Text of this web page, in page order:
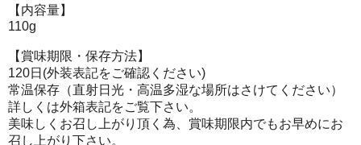
【内容量】
110g
【賞味期限・保存方法】
120日(外装表記をご確認ください)
常温保存（直射日光・高温多湿な場所はさけてください）
詳しくは外箱表記をご覧下さい。
美味しくお召し上がり頂く為、賞味期限内でもお早めにお
召し上がり下さい。